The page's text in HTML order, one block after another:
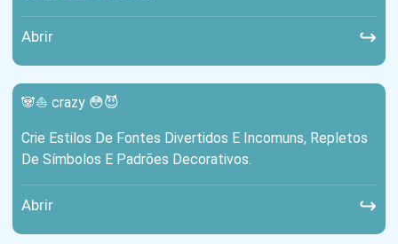
Abrir ↪
🐼⛵ crazy 😳😈
Crie Estilos De Fontes Divertidos E Incomuns, Repletos
De Símbolos E Padrões Decorativos.
Abrir ↪